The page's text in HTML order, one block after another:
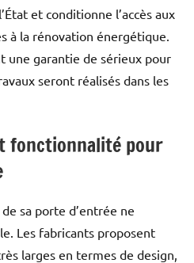
et conditionne l’accès aux
à la rénovation énergétique.
une garantie de sérieux pour
seront réalisés dans les
fonctionnalité pour
sa porte d’entrée ne
Les fabricants proposent
larges en termes de design,